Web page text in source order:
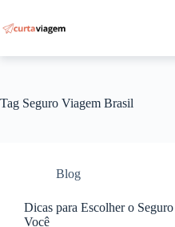
para
o
Tag Seguro Viagem Brasil
Blog
Dicas para Escolher o
Você